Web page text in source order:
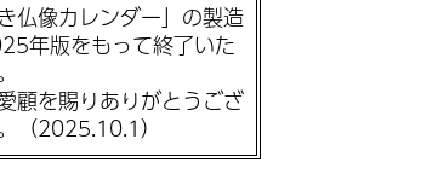
き仏像カレンダー」の製造
年版をもって終了いた
顧を賜りありがとうござ
（2025.10.1）